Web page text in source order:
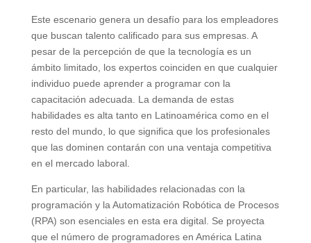
Este escenario genera un desafío para los empleadores
que buscan talento calificado para sus empresas. A
pesar de la percepción de que la tecnología es un
ámbito limitado, los expertos coinciden en que cualquier
individuo puede aprender a programar con la
capacitación adecuada. La demanda de estas
habilidades es alta tanto en Latinoamérica como en el
resto del mundo, lo que significa que los profesionales
que las dominen contarán con una ventaja competitiva
en el mercado laboral.
En particular, las habilidades relacionadas con la
programación y la Automatización Robótica de Procesos
(RPA) son esenciales en esta era digital. Se proyecta
que el número de programadores en América Latina